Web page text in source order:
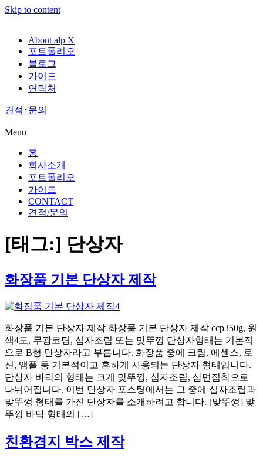
Skip to content
About alp X
포트폴리오
블로그
가이드
연락처
견적･문의
Menu
홈
회사소개
포트폴리오
가이드
CONTACT
견적/문의
[태그:] 단상자
화장품 기본 단상자 제작
화장품 기본 단상자 제작 화장품 기본 단상자 제작 ccp350g, 원
색4도, 무광코팅, 십자조립 또는 맞뚜껑 단상자형태는 기본적
으로 B형 단상자라고 부릅니다. 화장품 중에 크림, 에센스, 로
션, 앰플 등 기본적이고 흔하게 사용되는 단상자 형태입니다.
단상자 바닥의 형태는 크게 맞뚜껑, 십자조립, 삼면접착으로
나뉘어집니다. 이번 단상자 포스팅에서는 그 중에 십자조립과
맞뚜껑 형태를 가진 단상자를 소개하려고 합니다. [맞뚜껑] 맞
뚜껑 바닥 형태의 […]
친환경지 박스 제작